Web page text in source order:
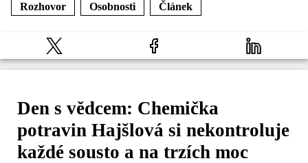
Rozhovor Osobnosti Článek
Den s vědcem: Chemička
potravin Hajšlová si nekontroluje
každé sousto a na trzích moc